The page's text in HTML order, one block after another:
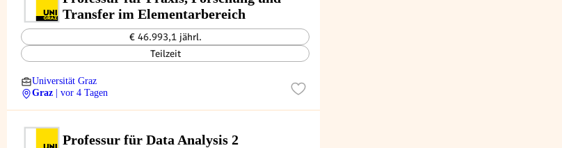
Transfer im Elementarbereich
€ 46.993,1 jährl.
Teilzeit
Universität Graz
Graz
| vor 4 Tagen
Professur für Data Analysis 2